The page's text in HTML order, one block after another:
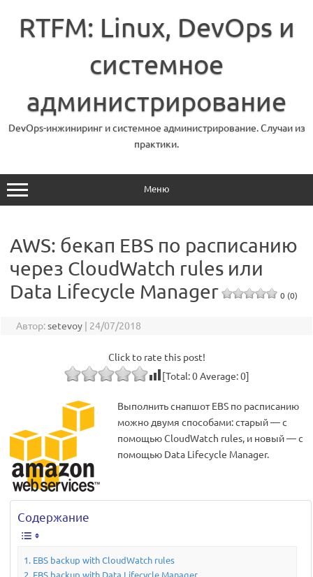
содержимому
RTFM: Linux, DevOps и
системное
администрирование
DevOps-инжиниринг и системное администрирование. Случаи из
практики.
Меню
AWS: бекап EBS по расписанию
через CloudWatch rules или
Data Lifecycle Manager
0 (0)
Автор:setevoy | 24/07/2018
Click to rate this post!
[Total:0Average:0]
Выполнить снапшот EBS по расписанию
можно двумя способами: старый — с
помощью CloudWatch rules, и новый — с
помощью Data Lifecycle Manager.
Содержание
EBS backup with CloudWatch rules